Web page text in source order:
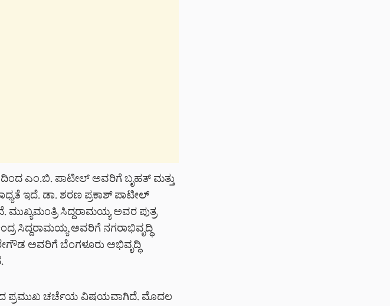
ಎಂ.ಬಿ. ಪಾಟೀಲ್ ಅವರಿಗೆ ಬೃಹತ್ ಮತ್ತು
ಇದೆ. ಡಾ. ಶರಣ ಪ್ರಕಾಶ್ ಪಾಟೀಲ್
ಮುಖ್ಯಮಂತ್ರಿ ಸಿದ್ದರಾಮಯ್ಯ ಅವರ ಪುತ್ರ
ಸಿದ್ದರಾಮಯ್ಯ ಅವರಿಗೆ ನಗರಾಭಿವೃದ್ಧಿ
ಅವರಿಗೆ ಬೆಂಗಳೂರು ಅಭಿವೃದ್ಧಿ
ಪ್ರಮುಖ ಚರ್ಚೆಯ ವಿಷಯವಾಗಿದೆ. ಮೊದಲ